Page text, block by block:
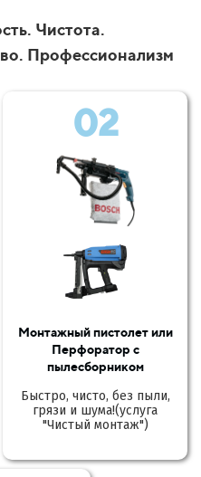
Чистота.
Профессионализм
02
Монтажный пистолет или
Перфоратор с
пылесборником
Быстро, чисто, без пыли,
грязи и шума!(услуга
"Чистый монтаж")